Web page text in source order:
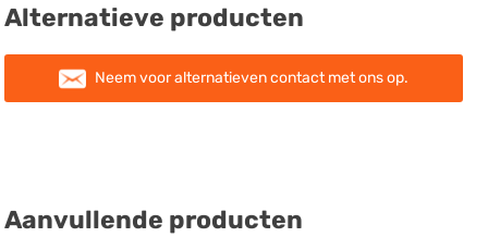
Alternatieve producten
Neem voor alternatieven contact met ons op.
Aanvullende producten